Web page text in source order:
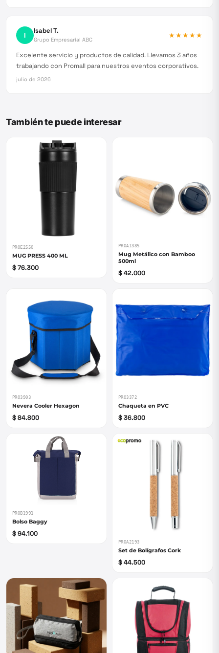
I Isabel T.
Grupo Empresarial ABC
★★★★★
Excelente servicio y productos de calidad. Llevamos 3 años
trabajando con Promall para nuestros eventos corporativos.
julio de 2026
También te puede interesar
PROE2550
MUG PRESS 400 ML
$ 76.300
PROA1385
Mug Metálico con Bamboo
500ml
$ 42.000
PRO3903
Nevera Cooler Hexagon
$ 84.800
PRO3372
Chaqueta en PVC
$ 36.800
PROB1991
Bolso Baggy
$ 94.100
PROA2193
Set de Bolígrafos Cork
$ 44.500